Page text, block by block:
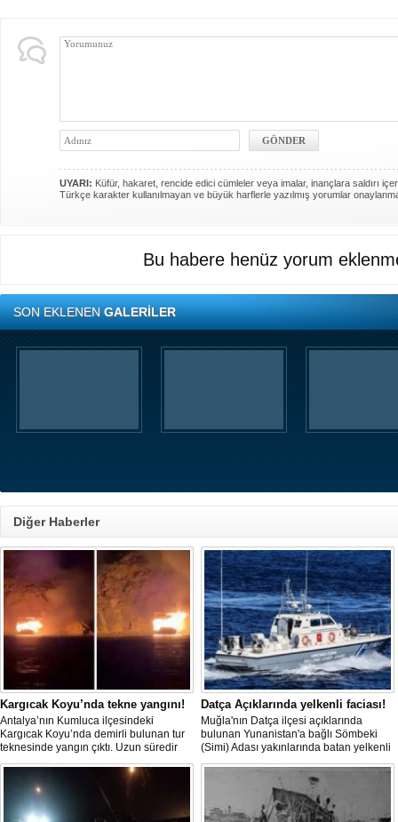
UYARI: Küfür, hakaret, rencide edici cümleler veya imalar, inançlara saldırı
Türkçe karakter kullanılmayan ve büyük harflerle yazılmış yorumlar
Bu habere henüz yorum
SON EKLENENGALERİLER
Diğer Haberler
Kargıcak Koyu’nda tekne yangını!
Antalya’nın Kumluca ilçesindeki
Kargıcak Koyu’nda demirli bulunan tur
teknesinde yangın çıktı. Uzun süredir
kullanılmadığı belirtilen ve içerisinde
kimsenin bulunmadığı tekne, itfaiyenin
karadan müdahale edememesi
nedeniyle tamamen yanarak
kullanılamaz hale geldi.
Datça Açıklarında yelkenli faciası!
Muğla'nın Datça ilçesi açıklarında
bulunan Yunanistan'a bağlı Sömbeki
(Simi) Adası yakınlarında batan yelkenli
teknedeki 9 kişiden 8'i sağ olarak
kurtarılırken, kaybolan 1 kişi için deniz
ve havadan geniş çaplı arama kurtarma
çalışması başlatıldı.